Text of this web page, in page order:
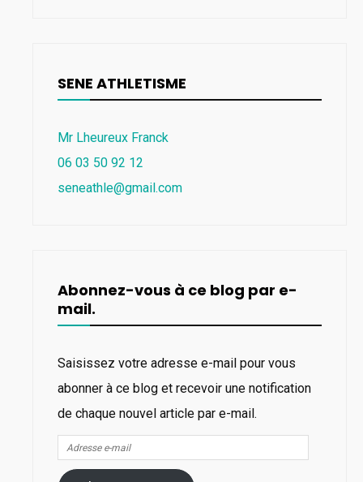
SENE ATHLETISME
Mr Lheureux Franck
06 03 50 92 12
seneathle@gmail.com
Abonnez-vous à ce blog par e-
mail.
Saisissez votre adresse e-mail pour vous
abonner à ce blog et recevoir une notification
de chaque nouvel article par e-mail.
Adresse
e-